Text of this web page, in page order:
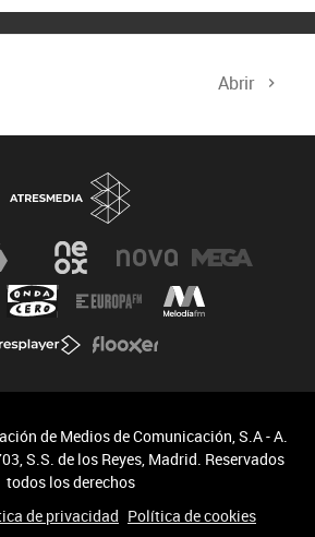
Abrir
Cambio Climático
de Medios de Comunicación, S.A - A.
S.S. de los Reyes, Madrid. Reservados
todos los derechos
de privacidad Política de cookies